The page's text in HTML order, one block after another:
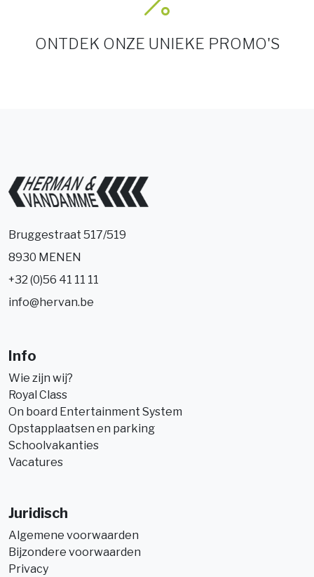
ONTDEK ONZE UNIEKE PROMO'S
Bruggestraat 517/519
8930 MENEN
+32 (0)56 41 11 11
info@hervan.be
Info
Wie zijn wij?
Royal Class
On board Entertainment System
Opstapplaatsen en parking
Schoolvakanties
Vacatures
Juridisch
Algemene voorwaarden
Bijzondere voorwaarden
Privacy